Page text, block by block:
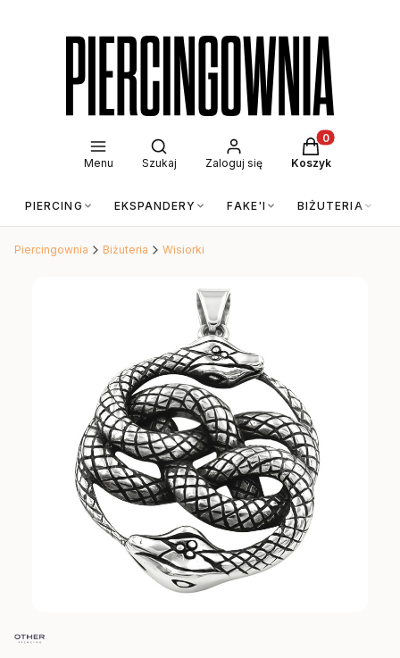
Menu
Otwórz wyszukiwarkę
Szukaj Zaloguj się
Produkty w
Koszyk
PIERCING EKSPANDERY FAKE'I BIŻUTERIA
Piercingownia Biżuteria Wisiorki